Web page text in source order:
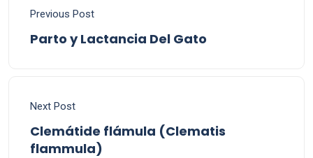
Previous Post
Parto y Lactancia Del Gato
Next Post
Clemátide flámula (Clematis
flammula)